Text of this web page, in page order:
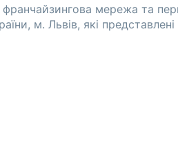
франчайзингова мережа та
м. Львів, які